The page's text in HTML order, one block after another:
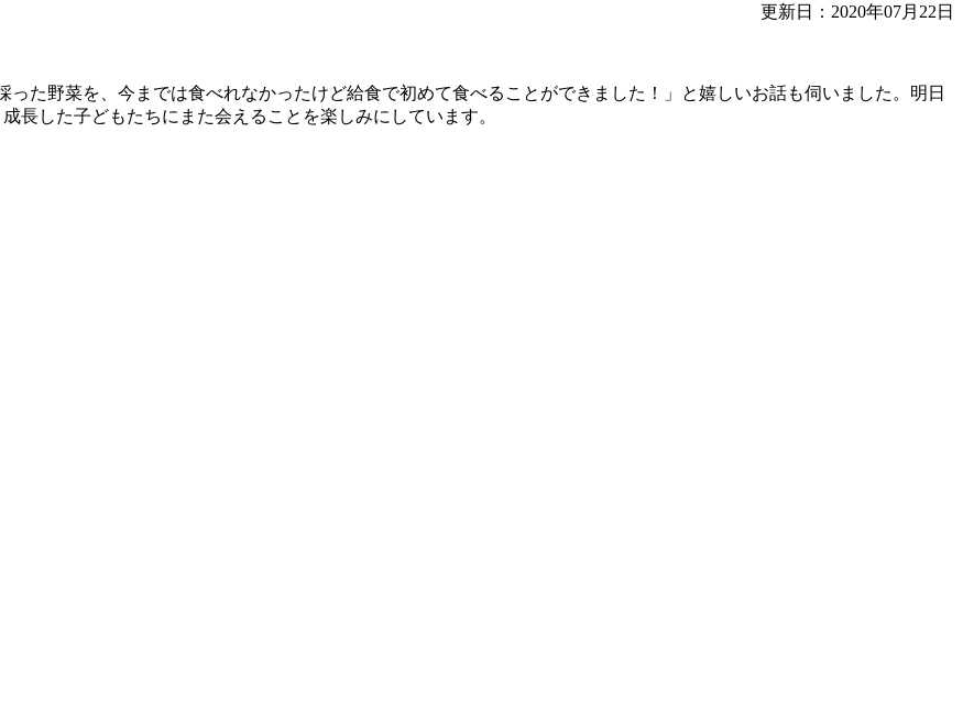
更新日：2020年07月22日
た野菜を、今までは食べれなかったけど給食で初めて食べることができました！」と嬉しいお話も伺いました。明日
長した子どもたちにまた会えることを楽しみにしています。